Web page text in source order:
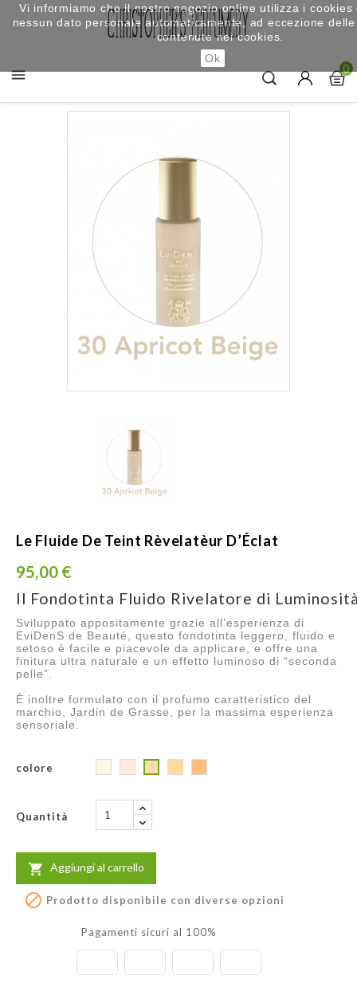
 0
Le Fluide De Teint Rèvelatèur D’Éclat
95,00 €
Il Fondotinta Fluido Rivelatore di
Sviluppato appositamente grazie all’esperienza di
EviDenS de Beauté, questo fondotinta leggero, fluido e
setoso è facile e piacevole da applicare, e offre una
finitura ultra naturale e un effetto luminoso di “seconda
pelle”.
È inoltre formulato con il profumo caratteristico del
marchio, Jardin de Grasse, per la massima esperienza
sensoriale.
colore
BeigeBeigeBeige
Quantità
 Aggiungi al carrello
 Prodotto disponibile con diverse opzioni
Pagamenti sicuri al 100%
Vi informiamo che il nostro negozio online utilizza i cookies
nessun dato personale automaticamente, ad eccezione
contenute nei cookies.
Ok